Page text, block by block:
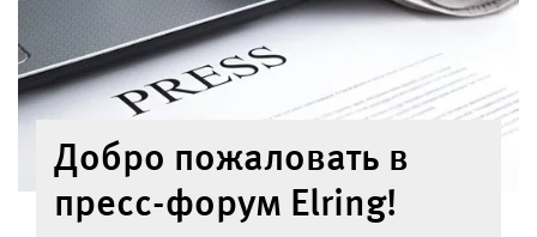
Добро пожаловать в
пресс-форум Elring!